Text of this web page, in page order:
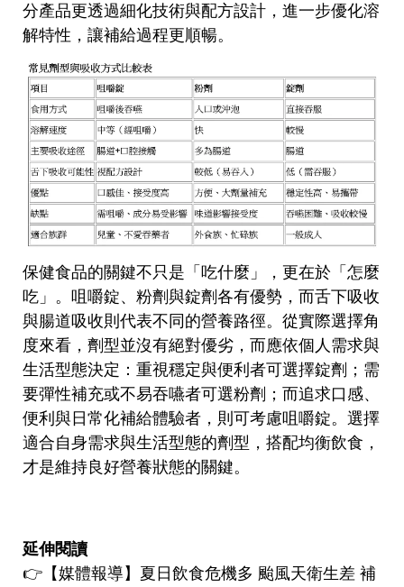
分產品更透過細化技術與配方設計，進一步優化溶
解特性，讓補給過程更順暢。
保健食品的關鍵不只是「吃什麼」，更在於「怎麼
吃」。咀嚼錠、粉劑與錠劑各有優勢，而舌下吸收
與腸道吸收則代表不同的營養路徑。從實際選擇角
度來看，劑型並沒有絕對優劣，而應依個人需求與
生活型態決定：重視穩定與便利者可選擇錠劑；需
要彈性補充或不易吞嚥者可選粉劑；而追求口感、
便利與日常化補給體驗者，則可考慮咀嚼錠。選擇
適合自身需求與生活型態的劑型，搭配均衡飲食，
才是維持良好營養狀態的關鍵。
延伸閱讀
👉【媒體報導】 夏日飲食危機多 颱風天衛生差 補